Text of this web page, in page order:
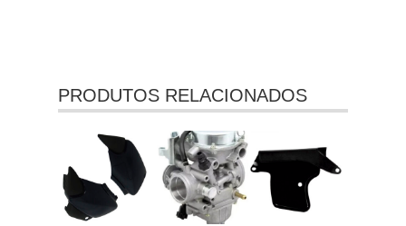
PRODUTOS RELACIONADOS